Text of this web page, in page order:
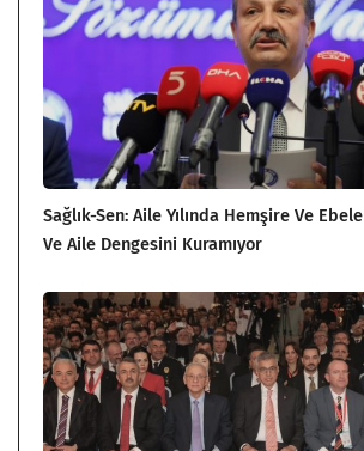
Sağlık-Sen: Aile Yılında Hemşire Ve
Ve Aile Dengesini Kuramıyor